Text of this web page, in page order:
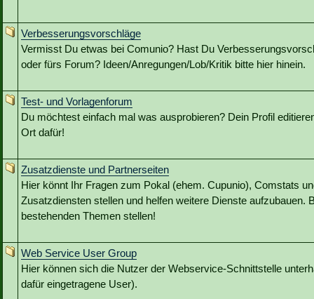
Verbesserungsvorschläge
Vermisst Du etwas bei Comunio? Hast Du
oder fürs Forum? Ideen/Anregungen/Lob/Kritik bitte hier hinein.
Test- und Vorlagenforum
Du möchtest einfach mal was ausprobieren? Dein Profil
Ort dafür!
Zusatzdienste und Partnerseiten
Hier könnt Ihr Fragen zum Pokal (ehem. Cupunio), Comstats
Zusatzdiensten stellen und helfen weitere Dienste aufzubauen.
bestehenden Themen stellen!
Web Service User Group
Hier können sich die Nutzer der Webservice-Schnittstelle
dafür eingetragene User).